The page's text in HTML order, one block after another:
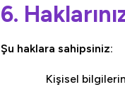
6.
Şu haklara sahipsiniz:
Kişisel